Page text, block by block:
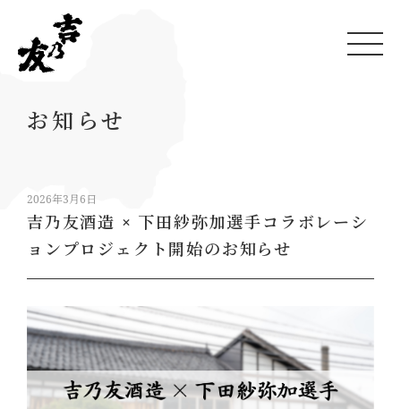
お知らせ
2026年3月6日
吉乃友酒造 × 下田紗弥加選手コラボレーシ
ョンプロジェクト開始のお知らせ